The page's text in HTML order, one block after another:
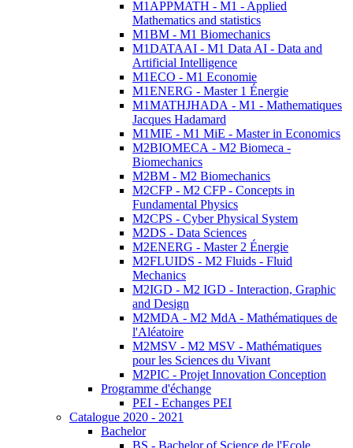
M1APPMATH - M1 - Applied
Mathematics and statistics
M1BM - M1 Biomechanics
M1DATAAI - M1 Data AI - Data and
Artificial Intelligence
M1ECO - M1 Economie
M1ENERG - Master 1 Énergie
M1MATHJHADA - M1 - Mathematiques
Jacques Hadamard
M1MIE - M1 MiE - Master in Economics
M2BIOMECA - M2 Biomeca -
Biomechanics
M2BM - M2 Biomechanics
M2CFP - M2 CFP - Concepts in
Fundamental Physics
M2CPS - Cyber Physical System
M2DS - Data Sciences
M2ENERG - Master 2 Énergie
M2FLUIDS - M2 Fluids - Fluid
Mechanics
M2IGD - M2 IGD - Interaction, Graphic
and Design
M2MDA - M2 MdA - Mathématiques de
l'Aléatoire
M2MSV - M2 MSV - Mathématiques
pour les Sciences du Vivant
M2PIC - Projet Innovation Conception
Programme d'échange
PEI - Echanges PEI
Catalogue 2020 - 2021
Bachelor
BS - Bachelor of Science de l'Ecole